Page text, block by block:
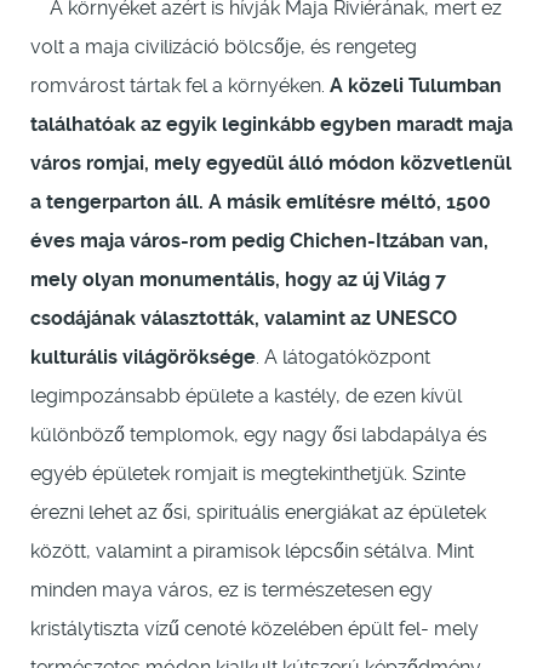
A környéket azért is hívják Maja Riviérának, mert ez
volt a maja civilizáció bölcsője, és rengeteg
romvárost tártak fel a környéken. A közeli Tulumban
találhatóak az egyik leginkább egyben maradt maja
város romjai, mely egyedül álló módon közvetlenül
a tengerparton áll. A másik említésre méltó, 1500
éves maja város-rom pedig Chichen-Itzában van,
mely olyan monumentális, hogy az új Világ 7
csodájának választották, valamint az UNESCO
kulturális világöröksége. A látogatóközpont
legimpozánsabb épülete a kastély, de ezen kívül
különböző templomok, egy nagy ősi labdapálya és
egyéb épületek romjait is megtekinthetjük. Szinte
érezni lehet az ősi, spirituális energiákat az épületek
között, valamint a piramisok lépcsőin sétálva. Mint
minden maya város, ez is természetesen egy
kristálytiszta vízű cenoté közelében épült fel- mely